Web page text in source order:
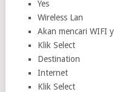
Yes
Wireless Lan
Akan mencari WIFI
Klik Select
Destination
Internet
Klik Select